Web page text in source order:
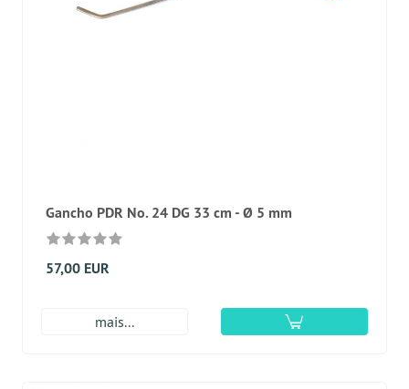
Gancho PDR No. 24 DG 33 cm - Ø 5 mm
57,00 EUR
mais...